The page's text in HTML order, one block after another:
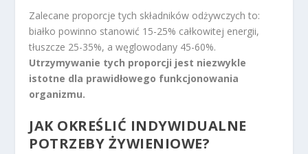
Zalecane proporcje tych składników odżywczych to:
białko powinno stanowić 15-25% całkowitej energii,
tłuszcze 25-35%, a węglowodany 45-60%.
Utrzymywanie tych proporcji jest niezwykle
istotne dla prawidłowego funkcjonowania
organizmu.
JAK OKREŚLIĆ INDYWIDUALNE
POTRZEBY ŻYWIENIOWE?